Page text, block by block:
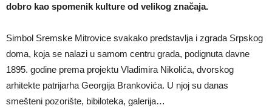
dobro kao spomenik kulture od velikog značaja.
Simbol Sremske Mitrovice svakako predstavlja i zgrada Srpskog
doma, koja se nalazi u samom centru grada, podignuta davne
1895. godine prema projektu Vladimira Nikolića, dvorskog
arhitekte patrijarha Georgija Brankovića. U njoj su danas
smešteni pozorište, bibiloteka, galerija…